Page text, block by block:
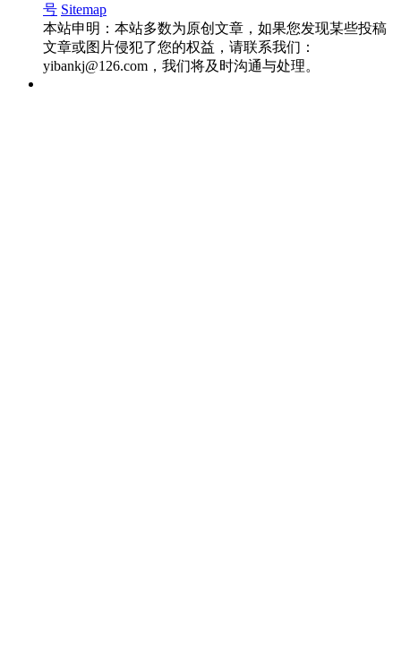
号 Sitemap
本站申明：本站多数为原创文章，如果您发现某些投稿
文章或图片侵犯了您的权益，请联系我们：
yibankj@126.com，我们将及时沟通与处理。